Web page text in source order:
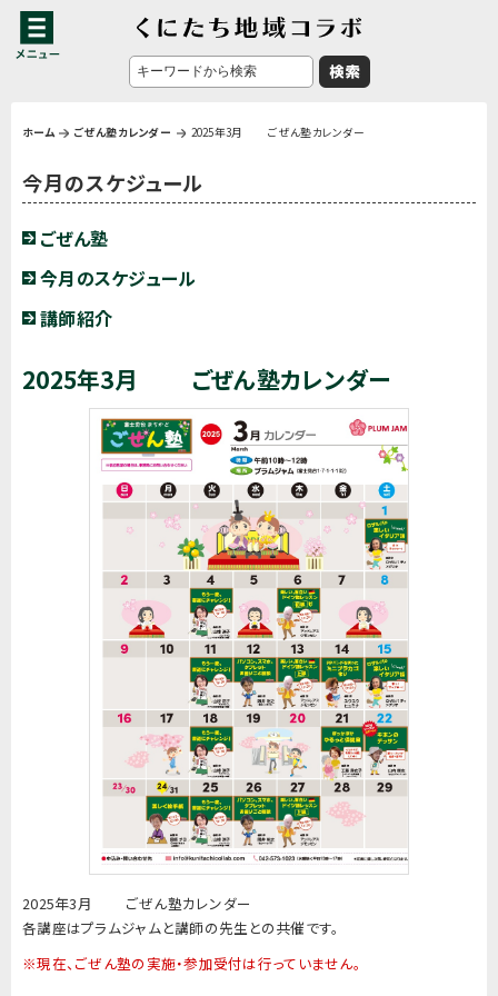
ホーム ごぜん塾カレンダー 2025年3月 ごぜん塾カレンダー
今月のスケジュール
ごぜん塾
今月のスケジュール
講師紹介
2025年3月 ごぜん塾カレンダー
2025年3月 ごぜん塾カレンダー
各講座はプラムジャムと講師の先生との共催です。
※現在、ごぜん塾の実施・参加受付は行っていません。